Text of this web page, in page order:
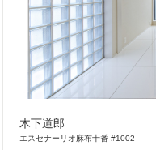
木下道郎
エスセナーリオ麻布十番 #1002